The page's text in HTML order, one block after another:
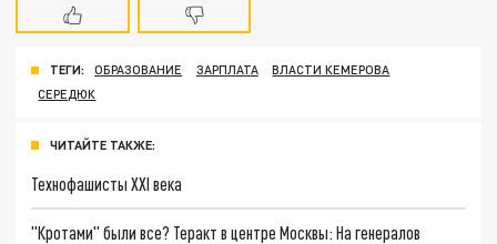
ТЕГИ: ОБРАЗОВАНИЕ ЗАРПЛАТА
ВЛАСТИ КЕМЕРОВА
СЕРЕДЮК
ЧИТАЙТЕ ТАКЖЕ:
Технофашисты XXI века
"Кротами" были все? Теракт в центре Москвы: На генералов